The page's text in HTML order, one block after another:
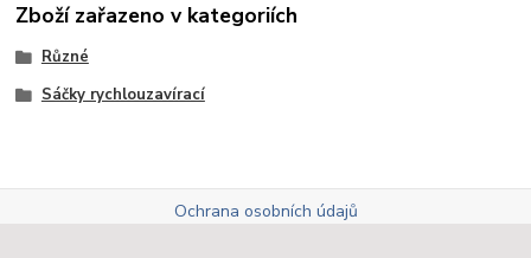
Zboží zařazeno v kategoriích
Různé
Sáčky rychlouzavírací
Ochrana osobních údajů